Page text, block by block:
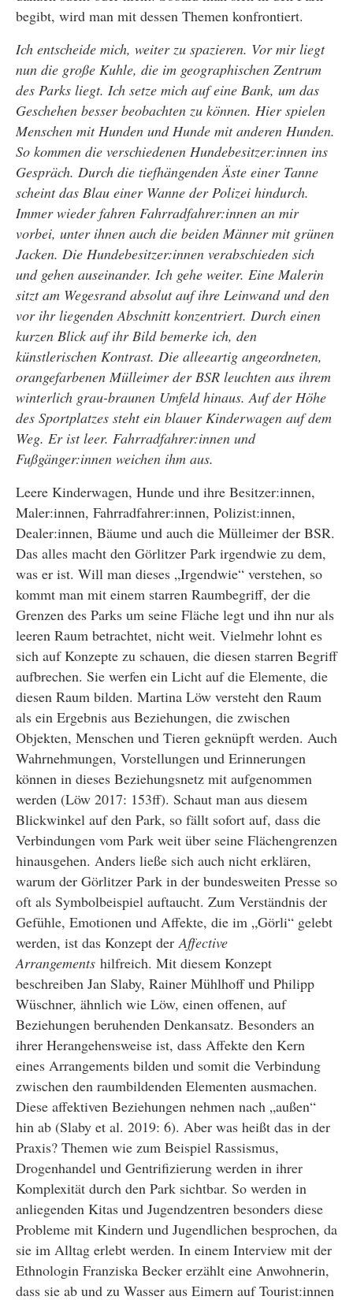
begibt, wird man mit dessen Themen konfrontiert.
Ich entscheide mich, weiter zu spazieren. Vor mir liegt
nun die große Kuhle, die im geographischen Zentrum
des Parks liegt. Ich setze mich auf eine Bank, um das
Geschehen besser beobachten zu können. Hier spielen
Menschen mit Hunden und Hunde mit anderen Hunden.
So kommen die verschiedenen Hundebesitzer:innen ins
Gespräch. Durch die tiefhängenden Äste einer Tanne
scheint das Blau einer Wanne der Polizei hindurch.
Immer wieder fahren Fahrradfahrer:innen an mir
vorbei, unter ihnen auch die beiden Männer mit grünen
Jacken. Die Hundebesitzer:innen verabschieden sich
und gehen auseinander. Ich gehe weiter. Eine Malerin
sitzt am Wegesrand absolut auf ihre Leinwand und den
vor ihr liegenden Abschnitt konzentriert. Durch einen
kurzen Blick auf ihr Bild bemerke ich, den
künstlerischen Kontrast. Die alleeartig angeordneten,
orangefarbenen Mülleimer der BSR leuchten aus ihrem
winterlich grau-braunen Umfeld hinaus. Auf der Höhe
des Sportplatzes steht ein blauer Kinderwagen auf dem
Weg. Er ist leer. Fahrradfahrer:innen und
Fußgänger:innen weichen ihm aus.
Leere Kinderwagen, Hunde und ihre Besitzer:innen,
Maler:innen, Fahrradfahrer:innen, Polizist:innen,
Dealer:innen, Bäume und auch die Mülleimer der BSR.
Das alles macht den Görlitzer Park irgendwie zu dem,
was er ist. Will man dieses „Irgendwie“ verstehen, so
kommt man mit einem starren Raumbegriff, der die
Grenzen des Parks um seine Fläche legt und ihn nur als
leeren Raum betrachtet, nicht weit. Vielmehr lohnt es
sich auf Konzepte zu schauen, die diesen starren Begriff
aufbrechen. Sie werfen ein Licht auf die Elemente, die
diesen Raum bilden. Martina Löw versteht den Raum
als ein Ergebnis aus Beziehungen, die zwischen
Objekten, Menschen und Tieren geknüpft werden. Auch
Wahrnehmungen, Vorstellungen und Erinnerungen
können in dieses Beziehungsnetz mit aufgenommen
werden (Löw 2017: 153ff). Schaut man aus diesem
Blickwinkel auf den Park, so fällt sofort auf, dass die
Verbindungen vom Park weit über seine Flächengrenzen
hinausgehen. Anders ließe sich auch nicht erklären,
warum der Görlitzer Park in der bundesweiten Presse so
oft als Symbolbeispiel auftaucht. Zum Verständnis der
Gefühle, Emotionen und Affekte, die im „Görli“ gelebt
werden, ist das Konzept derAffective
Arrangements hilfreich. Mit diesem Konzept
beschreiben Jan Slaby, Rainer Mühlhoff und Philipp
Wüschner, ähnlich wie Löw, einen offenen, auf
Beziehungen beruhenden Denkansatz. Besonders an
ihrer Herangehensweise ist, dass Affekte den Kern
eines Arrangements bilden und somit die Verbindung
zwischen den raumbildenden Elementen ausmachen.
Diese affektiven Beziehungen nehmen nach „außen“
hin ab (Slaby et al. 2019: 6). Aber was heißt das in der
Praxis? Themen wie zum Beispiel Rassismus,
Drogenhandel und Gentrifizierung werden in ihrer
Komplexität durch den Park sichtbar. So werden in
anliegenden Kitas und Jugendzentren besonders diese
Probleme mit Kindern und Jugendlichen besprochen, da
sie im Alltag erlebt werden. In einem Interview mit der
Ethnologin Franziska Becker erzählt eine Anwohnerin,
dass sie ab und zu Wasser aus Eimern auf Tourist:innen